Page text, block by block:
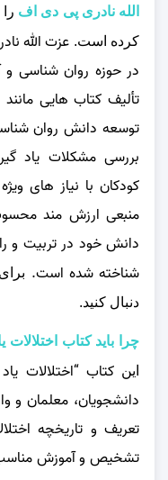
الله نادری پی دی اف
کرده است. عزت‌ الله
در حوزه روان شناسی و
تألیف کتاب‌ هایی مانند
توسعه دانش روان
بررسی مشکلات یاد
کودکان با نیاز های
منبعی ارزش مند
دانش خود در تربیت و
شناخته شده است.
دنبال کنید.
چرا باید کتاب
اینکتاب“اختلالات
دانشجویان، معلمان و
تعریف و تاریخچه
تشخیص و آموزش مناسب